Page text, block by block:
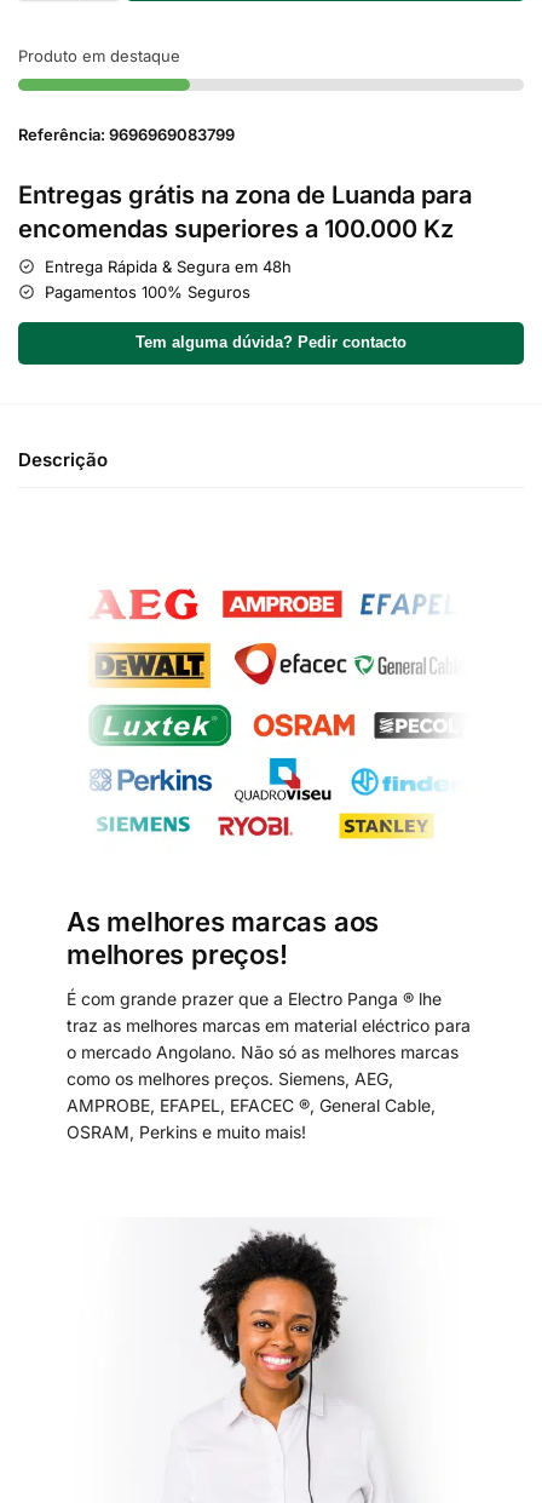
Produto em destaque
Referência: 9696969083799
Entregas grátis na zona de Luanda para
encomendas superiores a 100.000 Kz
Entrega Rápida & Segura em 48h
Pagamentos 100% Seguros
Tem alguma dúvida? Pedir contacto
Descrição
As melhores marcas aos
melhores preços!
É com grande prazer que a Electro Panga ® lhe
traz as melhores marcas em material eléctrico para
o mercado Angolano. Não só as melhores marcas
como os melhores preços. Siemens, AEG,
AMPROBE, EFAPEL, EFACEC ®, General Cable,
OSRAM, Perkins e muito mais!